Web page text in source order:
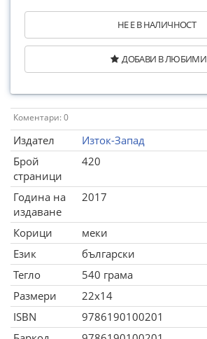
НЕ Е В НАЛИЧНОСТ
ДОБАВИ В ЛЮБИМИ
Коментари: 0
Издател
Изток-Запад
Брой
страници
420
Година на
издаване
2017
Корици
меки
Език
български
Тегло
540 грама
Размери
22x14
ISBN
9786190100201